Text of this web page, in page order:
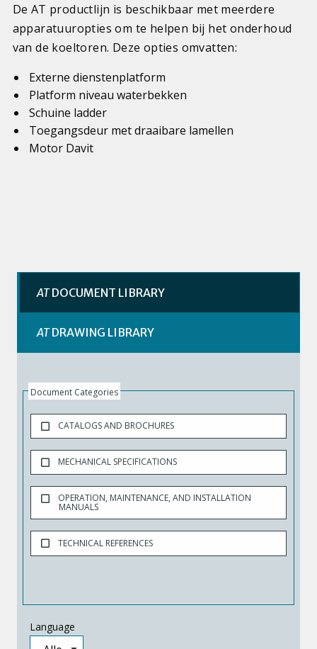
De AT productlijn is beschikbaar met meerdere
apparatuuropties om te helpen bij het onderhoud
van de koeltoren. Deze opties omvatten:
Externe dienstenplatform
Platform niveau waterbekken
Schuine ladder
Toegangsdeur met draaibare lamellen
Motor Davit
ATDOCUMENT LIBRARY
ATDRAWING LIBRARY
Document Categories
CATALOGS AND BROCHURES
MECHANICAL SPECIFICATIONS
OPERATION, MAINTENANCE, AND INSTALLATION
MANUALS
TECHNICAL REFERENCES
Language